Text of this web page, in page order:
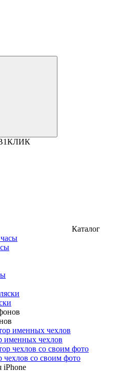
В1КЛИК
Каталог
именных чехлов
чехлов со своим фото